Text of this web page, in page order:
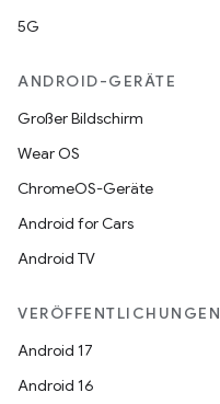
5G
ANDROID-GERÄTE
Großer Bildschirm
Wear OS
ChromeOS-Geräte
Android for Cars
Android TV
VERÖFFENTLICHUNGEN
Android 17
Android 16